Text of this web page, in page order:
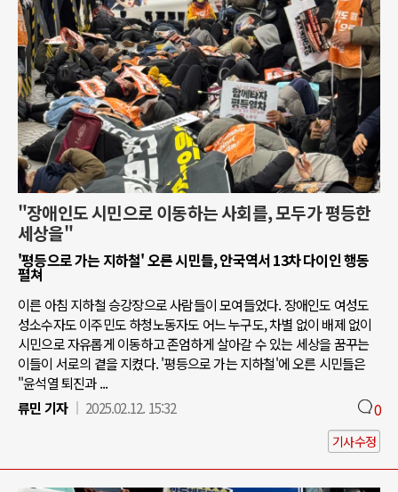
"장애인도 시민으로 이동하는 사회를, 모두가 평등한
세상을"
'평등으로 가는 지하철' 오른 시민들, 안국역서 13차 다이인 행동
펼쳐
이른 아침 지하철 승강장으로 사람들이 모여들었다. 장애인도 여성도
성소수자도 이주민도 하청노동자도 어느 누구도, 차별 없이 배제 없이
시민으로 자유롭게 이동하고 존엄하게 살아갈 수 있는 세상을 꿈꾸는
이들이 서로의 곁을 지켰다. '평등으로 가는 지하철'에 오른 시민들은
"윤석열 퇴진과 ...
류민 기자
2025.02.12. 15:32 0
기사수정